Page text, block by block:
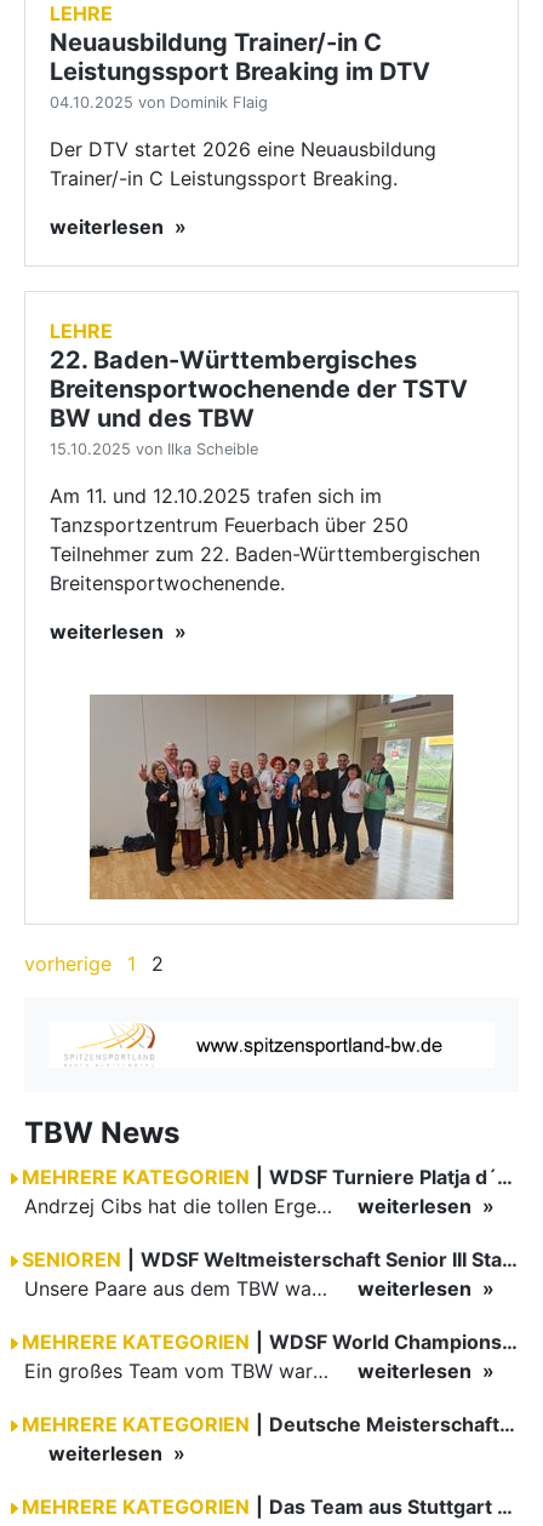
LEHRE
Neuausbildung Trainer/-in C
Leistungssport Breaking im DTV
04.10.2025 von Dominik Flaig
Der DTV startet 2026 eine Neuausbildung
Trainer/-in C Leistungssport Breaking.
weiterlesen
LEHRE
22. Baden-Württembergisches
Breitensportwochenende der TSTV
BW und des TBW
15.10.2025 von Ilka Scheible
Am 11. und 12.10.2025 trafen sich im
Tanzsportzentrum Feuerbach über 250
Teilnehmer zum 22. Baden-Württembergischen
Breitensportwochenende.
weiterlesen
vorherige 1 2
TBW News
MEHRERE KATEGORIEN
WDSF Turniere Platja d´Aro in Spanien
Andrzej Cibs hat die tollen Ergebnisse für den TBW übermittelt
weiterlesen
SENIOREN
WDSF Weltmeisterschaft Senior III Standard (111) in Polen
Unsere Paare aus dem TBW waren erfolgreich am Start
weiterlesen
MEHRERE KATEGORIEN
WDSF World Championship Latin und Brno Open 2025 in Brno, Tschechien
Ein großes Team vom TBW war zu den Brno Open nach Tschechien gereist - nicht nur wegen der Weltmeisterschaft der Amateure Latein, sondern auch wegen weiterer internationaler WDSF-Turniere und eines…
weiterlesen
MEHRERE KATEGORIEN
Deutsche Meisterschaft Mas V S und Deutschlandpokal Hgr II in Hamburg
weiterlesen
MEHRERE KATEGORIEN
Das Team aus Stuttgart gewinnen das Teammatch in Brno Tschechien